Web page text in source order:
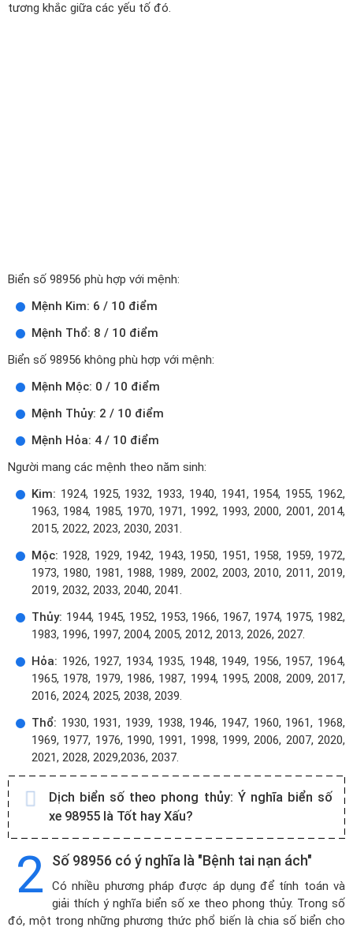
tương khắc giữa các yếu tố đó.
Biển số 98956 phù hợp với mệnh:
Mệnh Kim: 6 / 10 điểm
Mệnh Thổ: 8 / 10 điểm
Biển số 98956 không phù hợp với mệnh:
Mệnh Mộc: 0 / 10 điểm
Mệnh Thủy: 2 / 10 điểm
Mệnh Hỏa: 4 / 10 điểm
Người mang các mệnh theo năm sinh:
Kim: 1924, 1925, 1932, 1933, 1940, 1941, 1954, 1955, 1962,
1963, 1984, 1985, 1970, 1971, 1992, 1993, 2000, 2001, 2014,
2015, 2022, 2023, 2030, 2031.
Mộc: 1928, 1929, 1942, 1943, 1950, 1951, 1958, 1959, 1972,
1973, 1980, 1981, 1988, 1989, 2002, 2003, 2010, 2011, 2019,
2019, 2032, 2033, 2040, 2041.
Thủy: 1944, 1945, 1952, 1953, 1966, 1967, 1974, 1975, 1982,
1983, 1996, 1997, 2004, 2005, 2012, 2013, 2026, 2027.
Hỏa: 1926, 1927, 1934, 1935, 1948, 1949, 1956, 1957, 1964,
1965, 1978, 1979, 1986, 1987, 1994, 1995, 2008, 2009, 2017,
2016, 2024, 2025, 2038, 2039.
Thổ: 1930, 1931, 1939, 1938, 1946, 1947, 1960, 1961, 1968,
1969, 1977, 1976, 1990, 1991, 1998, 1999, 2006, 2007, 2020,
2021, 2028, 2029,2036, 2037.
Dịch biển số theo phong thủy: Ý nghĩa biển số
xe 98955 là Tốt hay Xấu?
2 Số 98956 có ý nghĩa là "Bệnh tai nạn ách"
Có nhiều phương pháp được áp dụng để tính toán và
giải thích ý nghĩa biển số xe theo phong thủy. Trong số
đó, một trong những phương thức phổ biến là chia số biển cho